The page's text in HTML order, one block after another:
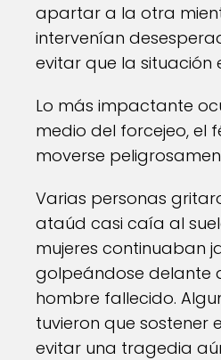
apartar a la otra
intervenían
evitar que la situación
Lo más impactante
medio del forcejeo, el
moverse
Varias personas
ataúd casi caía al
mujeres continuaban
golpeándose delante
hombre fallecido.
tuvieron que sostener
evitar una tragedia